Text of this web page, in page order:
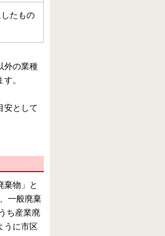
たもの
外の業種
。
安として
棄物」と
一般廃棄
ち産業廃
うに市区